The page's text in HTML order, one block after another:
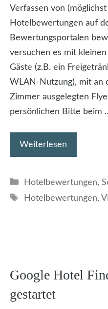
Verfassen von
Hotelbewertungen auf
Bewertungsportalen
versuchen es mit
Gäste (z.B. ein
WLAN-Nutzung), mit an
Zimmer ausgelegten
persönlichen Bitte beim
Weiterlesen
Kategorien
Hotelbewertungen,
Schlagwörter
Hotelbewertungen,
Google Hotel
gestartet